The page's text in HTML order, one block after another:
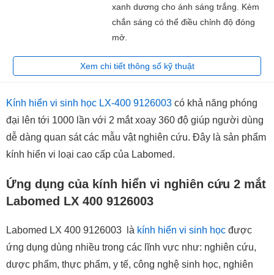
xanh dương cho ánh sáng trắng. Kèm
chắn sáng có thể điều chỉnh độ đóng
mở.
Xem chi tiết thông số kỹ thuật
Kính hiển vi sinh học LX-400 9126003 có khả năng phóng
đại lên tới 1000 lần với 2 mắt xoay 360 độ giúp người dùng
dễ dàng quan sát các mẫu vật nghiên cứu. Đây là sản phẩm
kính hiển vi loại cao cấp của Labomed.
Ứng dụng của kính hiển vi nghiên cứu 2 mắt
Labomed LX 400 9126003
Labomed LX 400 9126003 là kính hiển vi sinh học được
ứng dụng dùng nhiều trong các lĩnh vực như: nghiên cứu,
dược phẩm, thực phẩm, y tế, công nghệ sinh học, nghiên